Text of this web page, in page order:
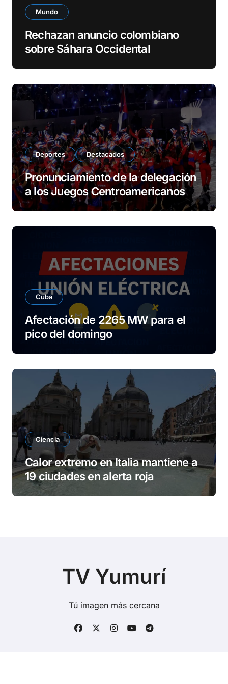
Mundo
Rechazan anuncio colombiano
sobre Sáhara Occidental
Deportes Destacados
Pronunciamiento de la delegación
a los Juegos Centroamericanos
Cuba
Afectación de 2265 MW para el
pico del domingo
Ciencia
Calor extremo en Italia mantiene a
19 ciudades en alerta roja
TV Yumurí
Tú imagen más cercana